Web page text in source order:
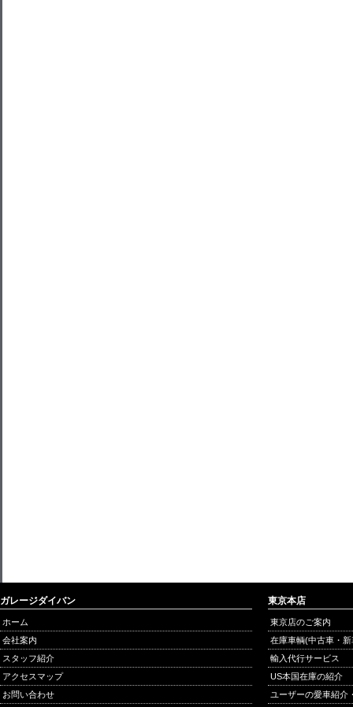
ガレージダイバン
ホーム
会社案内
スタッフ紹介
アクセスマップ
お問い合わせ
東京本店
東京店のご案内
在庫車輌(中古車・
輸入代行サービス
US本国在庫の紹介
ユーザーの愛車紹介